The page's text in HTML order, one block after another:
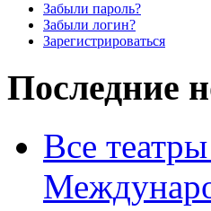
Забыли пароль?
Забыли логин?
Зарегистрироваться
Последние
Все